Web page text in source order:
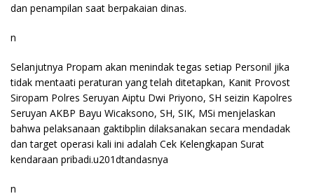
dan penampilan saat berpakaian dinas.
n
Selanjutnya Propam akan menindak tegas setiap Personil jika
tidak mentaati peraturan yang telah ditetapkan, Kanit Provost
Siropam Polres Seruyan Aiptu Dwi Priyono, SH seizin Kapolres
Seruyan AKBP Bayu Wicaksono, SH, SIK, MSi menjelaskan
bahwa pelaksanaan gaktibplin dilaksanakan secara mendadak
dan target operasi kali ini adalah Cek Kelengkapan Surat
kendaraan pribadi.u201dtandasnya
n